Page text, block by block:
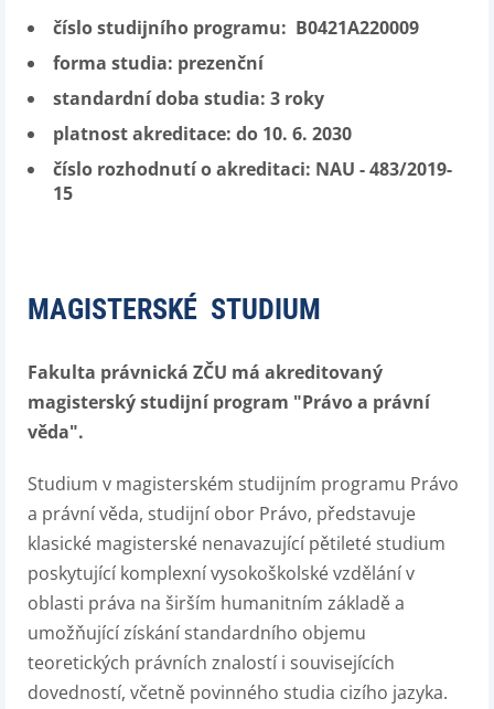
číslo studijního programu: B0421A220009
forma studia: prezenční
standardní doba studia: 3 roky
platnost akreditace: do 10. 6. 2030
číslo rozhodnutí o akreditaci: NAU - 483/2019-
15
MAGISTERSKÉ STUDIUM
Fakulta právnická ZČU má akreditovaný
magisterský studijní program "Právo a právní
věda".
Studium v magisterském studijním programu Právo
a právní věda, studijní obor Právo, představuje
klasické magisterské nenavazující pětileté studium
poskytující komplexní vysokoškolské vzdělání v
oblasti práva na širším humanitním základě a
umožňující získání standardního objemu
teoretických právních znalostí i souvisejících
dovedností, včetně povinného studia cizího jazyka.